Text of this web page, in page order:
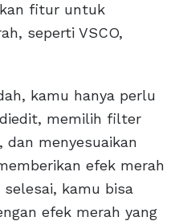
fitur untuk
seperti VSCO,
kamu hanya perlu
memilih filter
dan menyesuaikan
efek merah
kamu bisa
efek merah yang